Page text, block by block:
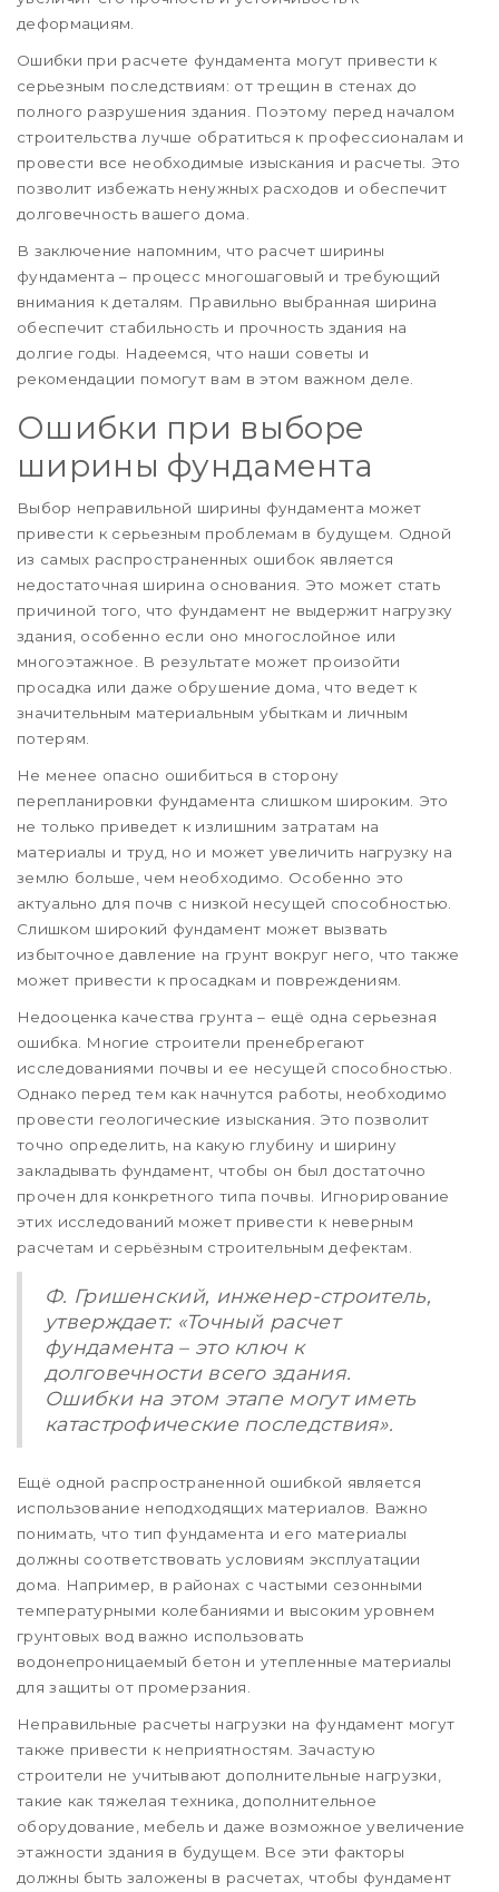
деформациям.
Ошибки при расчете фундамента могут привести к
серьезным последствиям: от трещин в стенах до
полного разрушения здания. Поэтому перед началом
строительства лучше обратиться к профессионалам и
провести все необходимые изыскания и расчеты. Это
позволит избежать ненужных расходов и обеспечит
долговечность вашего дома.
В заключение напомним, что расчет ширины
фундамента – процесс многошаговый и требующий
внимания к деталям. Правильно выбранная ширина
обеспечит стабильность и прочность здания на
долгие годы. Надеемся, что наши советы и
рекомендации помогут вам в этом важном деле.
Ошибки при выборе
ширины фундамента
Выбор неправильной ширины фундамента может
привести к серьезным проблемам в будущем. Одной
из самых распространенных ошибок является
недостаточная ширина основания. Это может стать
причиной того, что фундамент не выдержит нагрузку
здания, особенно если оно многослойное или
многоэтажное. В результате может произойти
просадка или даже обрушение дома, что ведет к
значительным материальным убыткам и личным
потерям.
Не менее опасно ошибиться в сторону
перепланировки фундамента слишком широким. Это
не только приведет к излишним затратам на
материалы и труд, но и может увеличить нагрузку на
землю больше, чем необходимо. Особенно это
актуально для почв с низкой несущей способностью.
Слишком широкий фундамент может вызвать
избыточное давление на грунт вокруг него, что также
может привести к просадкам и повреждениям.
Недооценка качества грунта – ещё одна серьезная
ошибка. Многие строители пренебрегают
исследованиями почвы и ее несущей способностью.
Однако перед тем как начнутся работы, необходимо
провести геологические изыскания. Это позволит
точно определить, на какую глубину и ширину
закладывать фундамент, чтобы он был достаточно
прочен для конкретного типа почвы. Игнорирование
этих исследований может привести к неверным
расчетам и серьёзным строительным дефектам.
Ф. Гришенский, инженер-строитель,
утверждает: «Точный расчет
фундамента – это ключ к
долговечности всего здания.
Ошибки на этом этапе могут иметь
катастрофические последствия».
Ещё одной распространенной ошибкой является
использование неподходящих материалов. Важно
понимать, что тип фундамента и его материалы
должны соответствовать условиям эксплуатации
дома. Например, в районах с частыми сезонными
температурными колебаниями и высоким уровнем
грунтовых вод важно использовать
водонепроницаемый бетон и утепленные материалы
для защиты от промерзания.
Неправильные расчеты нагрузки на фундамент могут
также привести к неприятностям. Зачастую
строители не учитывают дополнительные нагрузки,
такие как тяжелая техника, дополнительное
оборудование, мебель и даже возможное увеличение
этажности здания в будущем. Все эти факторы
должны быть заложены в расчетах, чтобы фундамент